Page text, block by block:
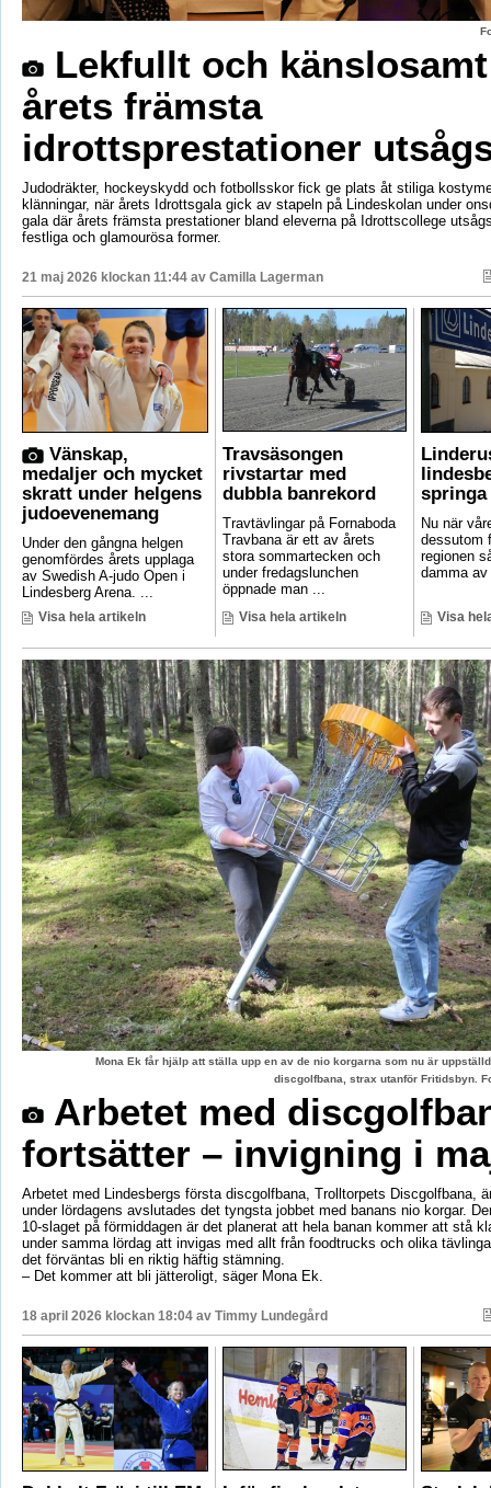
Lekfullt och
årets främsta
idrottsprestationer
Judodräkter, hockeyskydd och fotbollsskor fick ge plats åt stiliga
klänningar, när årets Idrottsgala gick av stapeln på Lindeskolan under
gala där årets främsta prestationer bland eleverna på Idrottscollege
festliga och glamourösa former.
21 maj 2026 klockan 11:44 av Camilla Lagerman
Vänskap,
medaljer och mycket
skratt under helgens
judoevenemang
Under den gångna helgen
genomfördes årets upplaga
av Swedish A-judo Open i
Lindesberg Arena. ...
Visa hela artikeln
Travsäsongen
rivstartar med
dubbla banrekord
Travtävlingar på Fornaboda
Travbana är ett av årets
stora sommartecken och
under fredagslunchen
öppnade man ...
Visa hela artikeln
Nu när
dessutom
regionen
damma
Visa
Mona Ek får hjälp att ställa upp en av de nio korgarna som nu är
discgolfbana, strax utanför Fritidsbyn.
Arbetet med
fortsätter – invigning i
Arbetet med Lindesbergs första discgolfbana, Trolltorpets Discgolfbana,
under lördagens avslutades det tyngsta jobbet med banans nio korgar.
10-slaget på förmiddagen är det planerat att hela banan kommer att stå
under samma lördag att invigas med allt från foodtrucks och olika
det förväntas bli en riktig häftig stämning.
– Det kommer att bli jätteroligt, säger Mona Ek.
18 april 2026 klockan 18:04 av Timmy Lundegård